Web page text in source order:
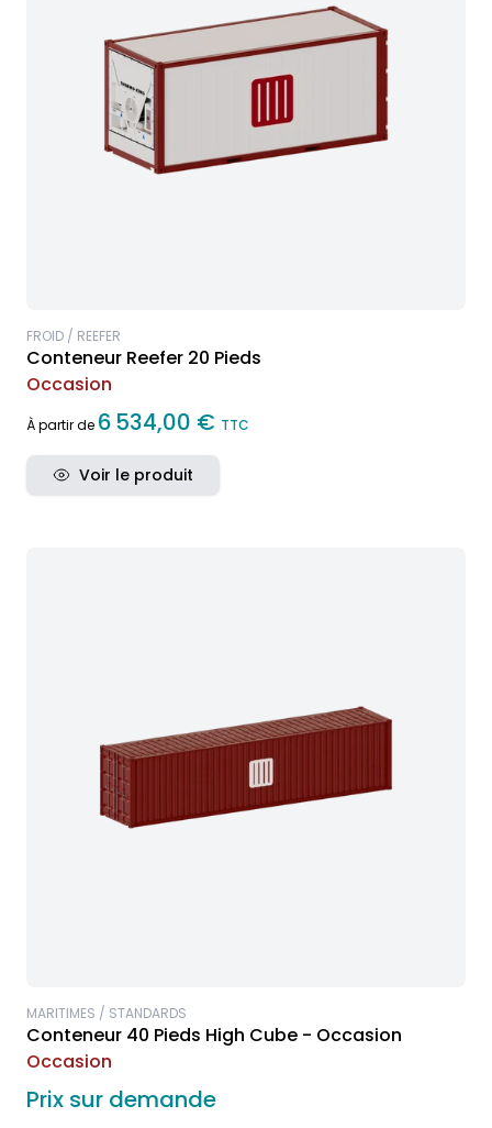
FROID / REEFER
Conteneur Reefer 20 Pieds
Occasion
À partir de 6 534,00 € TTC
Voir le produit
MARITIMES / STANDARDS
Conteneur 40 Pieds High Cube - Occasion
Occasion
Prix sur demande